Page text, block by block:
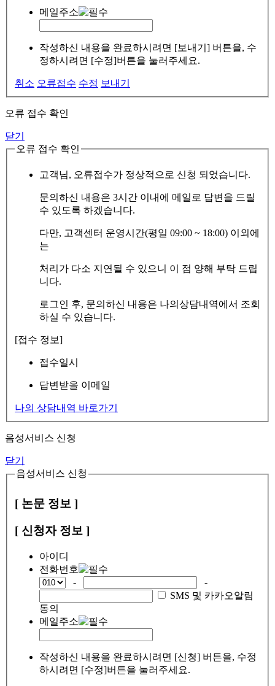
메일주소
작성하신 내용을 완료하시려면 [보내기] 버튼을, 수
정하시려면 [수정]버튼을 눌러주세요.
취소 오류접수 수정 보내기
오류 접수 확인
닫기
오류 접수 확인
고객님, 오류접수가 정상적으로 신청 되었습니다.
문의하신 내용은 3시간 이내에 메일로 답변을 드릴
수 있도록 하겠습니다.
다만, 고객센터 운영시간(평일 09:00 ~ 18:00) 이외에
는
처리가 다소 지연될 수 있으니 이 점 양해 부탁 드립
니다.
로그인 후, 문의하신 내용은 나의상담내역에서 조회
하실 수 있습니다.
[접수 정보]
접수일시
답변받을 이메일
나의 상담내역 바로가기
음성서비스 신청
닫기
음성서비스 신청
[ 논문 정보 ]
[ 신청자 정보 ]
아이디
전화번호
-
-
SMS 및 카카오알림
동의
메일주소
작성하신 내용을 완료하시려면 [신청] 버튼을, 수정
하시려면 [수정]버튼을 눌러주세요.